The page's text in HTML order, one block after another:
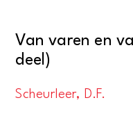
Van varen en
deel)
Scheurleer, D.F.